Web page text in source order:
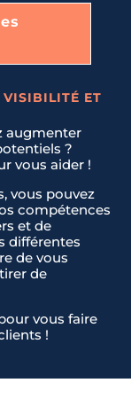
VISIBILITÉ ET
augmenter
?
vous aider !
vous pouvez
compétences
et de
différentes
de vous
de
vous faire
!